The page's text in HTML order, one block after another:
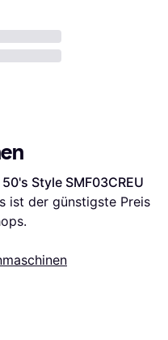
Style SMF03CREU
ist der günstigste Preis